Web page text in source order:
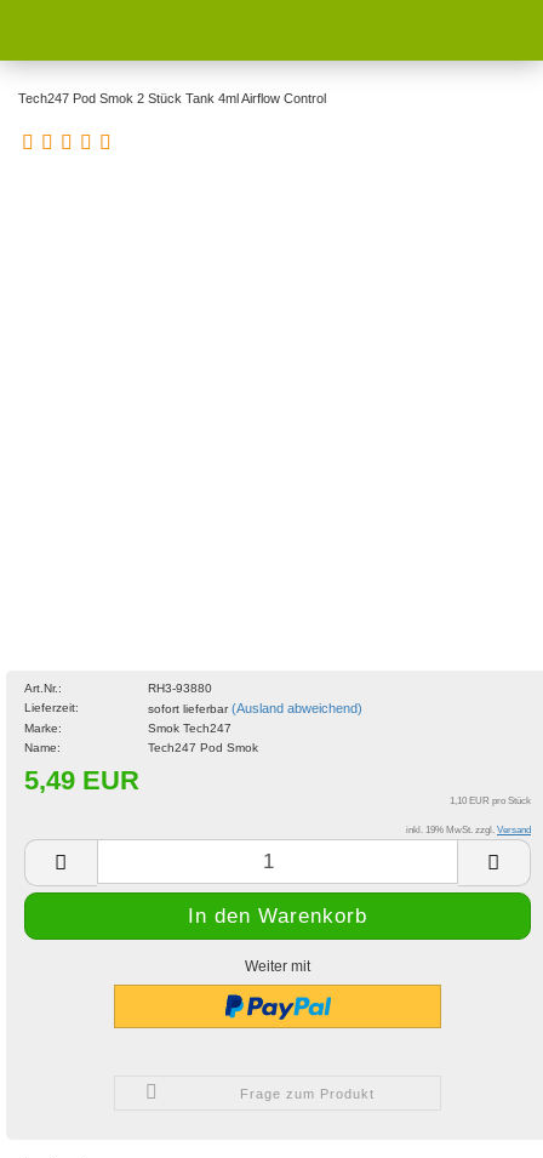
Tech247 Pod Smok 2 Stück Tank 4ml Airflow Control
Art.Nr.:
RH3-93880
Lieferzeit:
sofort lieferbar(Ausland abweichend)
Marke:
Smok Tech247
Name:
Tech247 Pod Smok
5,49 EUR
1,10 EUR pro Stück
inkl. 19% MwSt. zzgl. Versand
Weiter mit
Frage zum Produkt